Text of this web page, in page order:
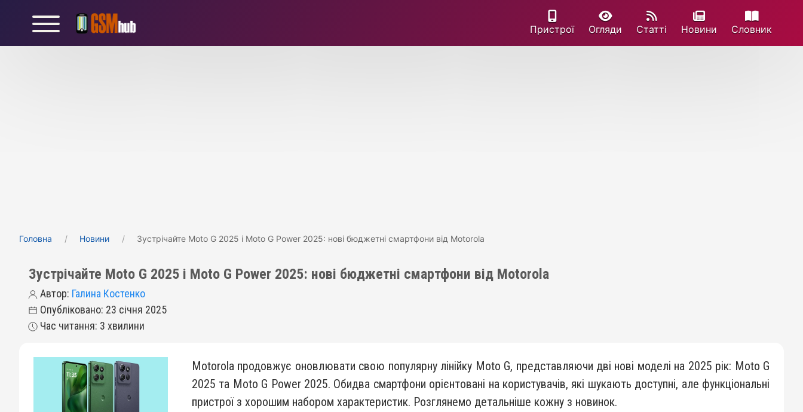
Пристрої Огляди Статті Новини Cловник
Головна Новини Зустрічайте Moto G 2025 і Moto G Power 2025: нові бюджетні смартфони від Motorola
Зустрічайте Moto G 2025 і Moto G Power 2025: нові бюджетні смартфони від Motorola
Автор: Галина Костенко
Опубліковано: 23 січня 2025
Час читання: 3 хвилини
Motorola продовжує оновлювати свою популярну лінійку Moto G, представляючи дві нові моделі на 2025 рік: Moto G
2025 та Moto G Power 2025. Обидва смартфони орієнтовані на користувачів, які шукають доступні, але функціональні
пристрої з хорошим набором характеристик. Розглянемо детальніше кожну з новинок.